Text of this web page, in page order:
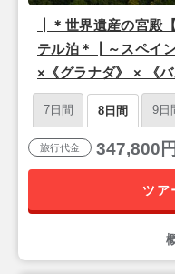
┃＊世界遺産の宮殿
テル泊＊┃～スペイ
×《グラナダ》 × 《
7日間 8日間 9日
旅行代金 347,800
ツア